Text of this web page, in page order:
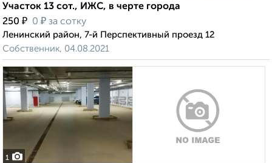
Участок 13 сот., ИЖС, в черте города
250 ₽ 0 ₽ за сотку
Ленинский район, 7-й Перспективный проезд 12
Собственник, 04.08.2021
1